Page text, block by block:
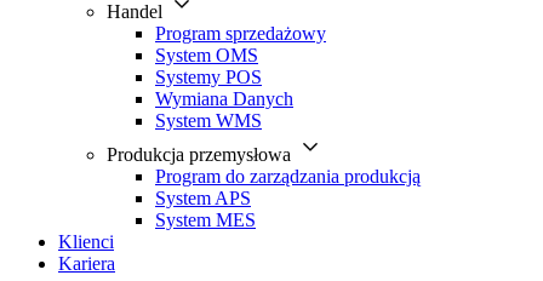
Handel
Program sprzedażowy
System OMS
Systemy POS
Wymiana Danych
System WMS
Produkcja przemysłowa
Program do zarządzania produkcją
System APS
System MES
Klienci
Kariera